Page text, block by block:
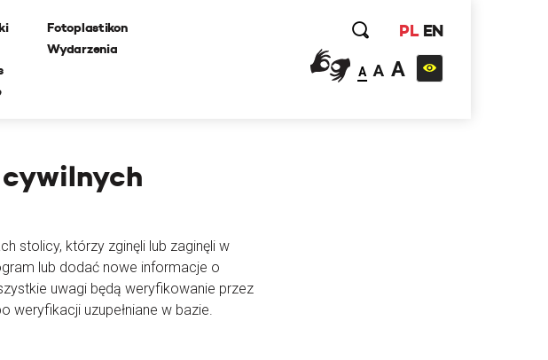
Fotoplastikon
Wydarzenia
PL EN
A A A
stolicy, którzy zginęli lub zaginęli w
lub dodać nowe informacje o
uwagi będą weryfikowanie przez
weryfikacji uzupełniane w bazie.